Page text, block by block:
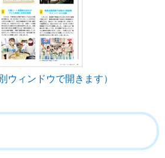
ウィンドウで開きます）